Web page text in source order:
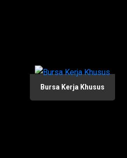
Bursa Kerja Khusus